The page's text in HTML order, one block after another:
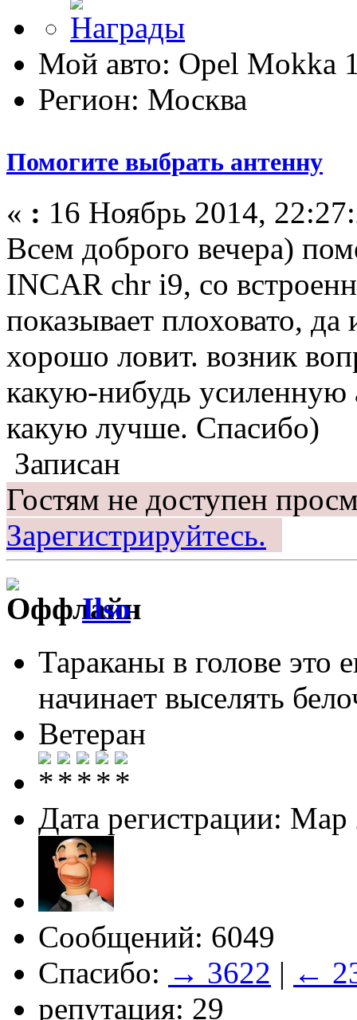
Мой авто: Opel Mokka
Регион: Москва
Помогите выбрать антенну
« : 16 Ноябрь 2014,
Всем доброго вечера)
INCAR chr i9, со
показывает плоховато,
хорошо ловит. возник
какую-нибудь
какую лучше. Спасибо)
Записан
Гостям не доступен
Зарегистрируйтесь.
Ilso
Тараканы в голове это
начинает выселять
Ветеран
Дата регистрации: Мар
Сообщений: 6049
Спасибо: → 3622 | ←
репутация: 29